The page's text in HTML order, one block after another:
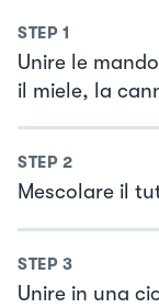
STEP 1
Unire le
il miele, la
STEP 2
Mescolare il
STEP 3
Unire in una